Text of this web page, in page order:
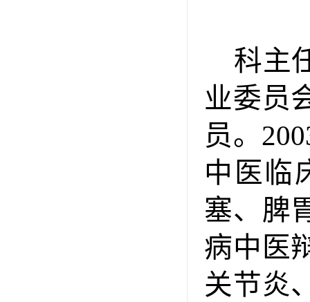
科主
业委员
员。
中医临
塞、脾
病中医
关节炎